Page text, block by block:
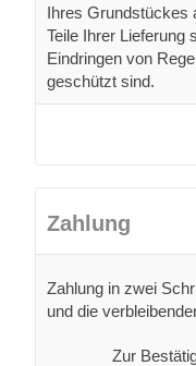
Ihres Grundstückes
Teile Ihrer Lieferung
Eindringen von
geschützt sind.
Zahlung
Zahlung in zwei
und die
Zur